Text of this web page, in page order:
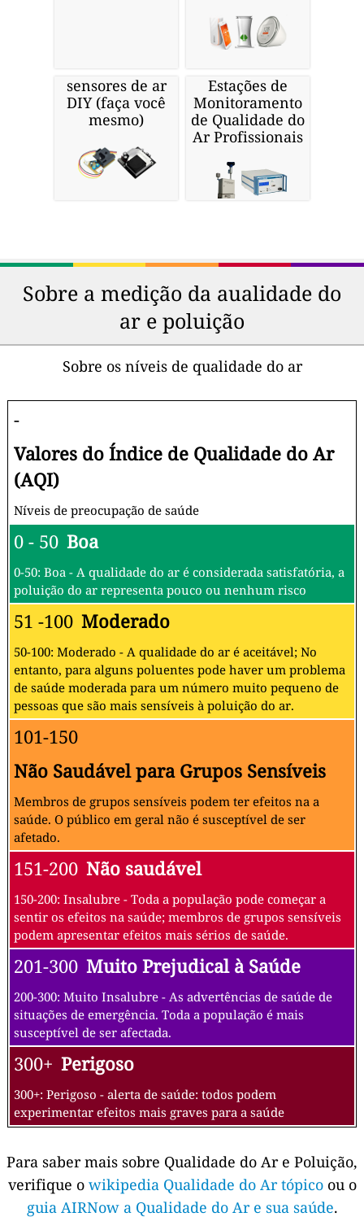
sensores de ar
DIY (faça você
mesmo)
Estações de
Monitoramento
de Qualidade do
Ar Profissionais
Sobre a medição da aualidade do
ar e poluição
Sobre os níveis de qualidade do ar
-
Valores do Índice de Qualidade do Ar
(AQI)
Níveis de preocupação de saúde
0 - 50 Boa
0-50: Boa - A qualidade do ar é considerada satisfatória, a
poluição do ar representa pouco ou nenhum risco
51 -100 Moderado
50-100: Moderado - A qualidade do ar é aceitável; No
entanto, para alguns poluentes pode haver um problema
de saúde moderada para um número muito pequeno de
pessoas que são mais sensíveis à poluição do ar.
101-150
Não Saudável para Grupos Sensíveis
Membros de grupos sensíveis podem ter efeitos na a
saúde. O público em geral não é susceptível de ser
afetado.
151-200 Não saudável
150-200: Insalubre - Toda a população pode começar a
sentir os efeitos na saúde; membros de grupos sensíveis
podem apresentar efeitos mais sérios de saúde.
201-300 Muito Prejudical à Saúde
200-300: Muito Insalubre - As advertências de saúde de
situações de emergência. Toda a população é mais
susceptível de ser afectada.
300+ Perigoso
300+: Perigoso - alerta de saúde: todos podem
experimentar efeitos mais graves para a saúde
Para saber mais sobre Qualidade do Ar e Poluição,
verifique o wikipedia Qualidade do Ar tópico ou o
guia AIRNow a Qualidade do Ar e sua saúde.